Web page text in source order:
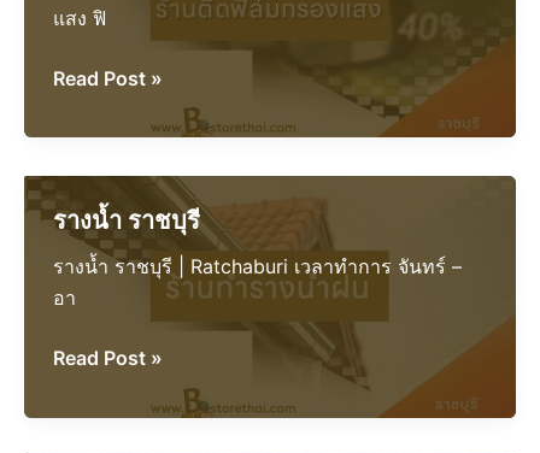
แสง ฟิ
ร้าน
ฟิล์ม
รถยนต์
ราชบุรี
Read Post »
รางน้ำ ราชบุรี
รางน้ำ ราชบุรี | Ratchaburi เวลาทำการ จันทร์ –
อา
รางน้ำ
Read Post »